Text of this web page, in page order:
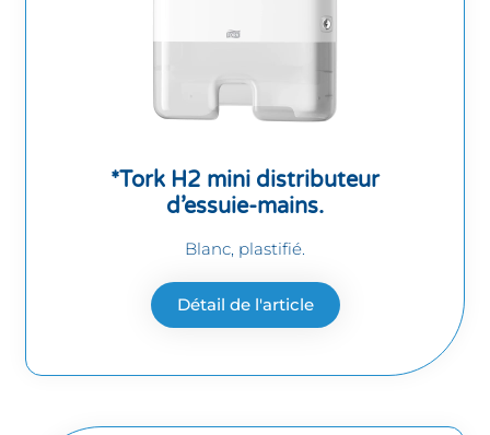
*Tork H2 mini distributeur
d’essuie-mains.
Blanc, plastifié.
Détail de l'article